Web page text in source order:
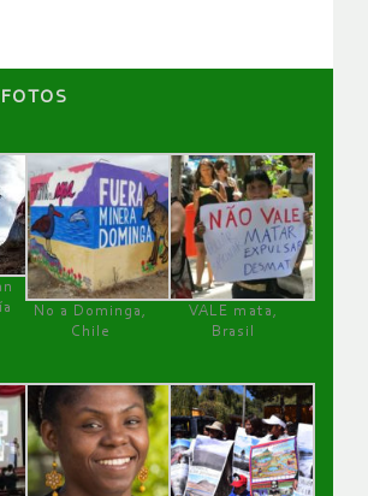
No a Dominga,
Chile
VALE mata,
Brasil